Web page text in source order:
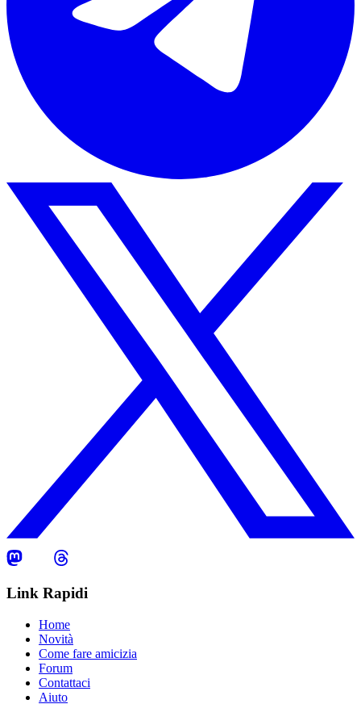
Link Rapidi
Home
Novità
Come fare amicizia
Forum
Contattaci
Aiuto